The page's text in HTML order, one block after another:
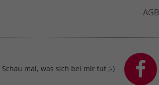
AGB
Schau mal, was sich bei mir tut ;-)